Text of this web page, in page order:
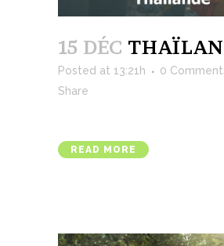
15 DÉC
Posted at 13:21h
0
Share
READ MORE